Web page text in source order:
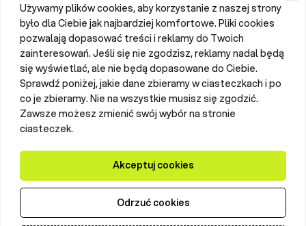
Używamy plików cookies, aby korzystanie z naszej strony
było dla Ciebie jak najbardziej komfortowe. Pliki cookies
pozwalają dopasować treści i reklamy do Twoich
zainteresowań. Jeśli się nie zgodzisz, reklamy nadal będą
się wyświetlać, ale nie będą dopasowane do Ciebie.
Sprawdź poniżej, jakie dane zbieramy w ciasteczkach i po
co je zbieramy. Nie na wszystkie musisz się zgodzić.
Zawsze możesz zmienić swój wybór na stronie
ciasteczek.
Akceptuj cookies
Odrzuć cookies